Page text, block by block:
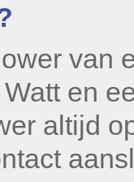
van
en
altijd